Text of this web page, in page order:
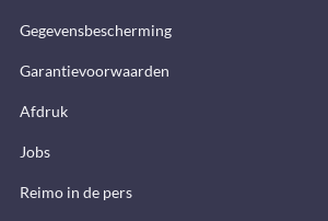
Gegevensbescherming
Garantievoorwaarden
Afdruk
Jobs
Reimo in de pers